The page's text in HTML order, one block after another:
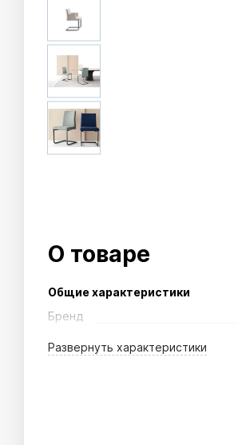
О товаре
Общие характеристики
Бренд
Развернуть характеристики